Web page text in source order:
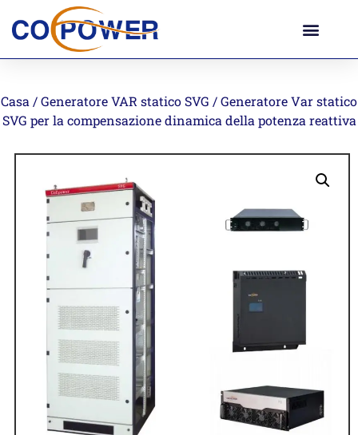
Casa /Generatore VAR statico SVG / Generatore Var statico
SVG per la compensazione dinamica della potenza reattiva